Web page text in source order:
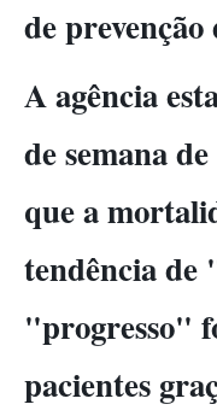
de prevenção
A agência
de semana
que a
tendência de
"progresso"
pacientes